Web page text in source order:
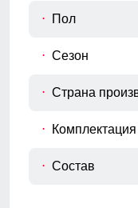
Пол
Сезон
Страна
Комплектация
Состав